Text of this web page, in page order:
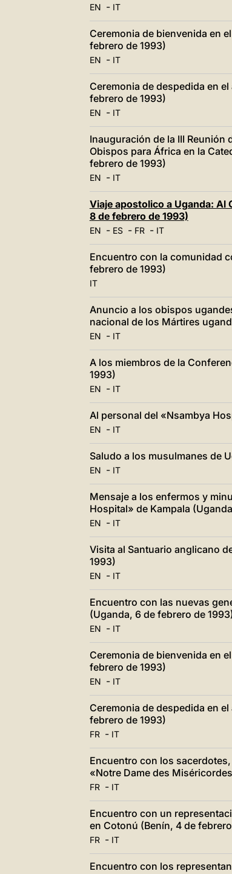
EN - IT
Ceremonia de bienvenida en
febrero de 1993)
EN - IT
Ceremonia de despedida en
febrero de 1993)
EN - IT
Inauguración de la III Reunión
Obispos para África en la
febrero de 1993)
EN - IT
Viaje apostolico a Uganda: Al
8 de febrero de 1993)
EN - ES- FR- IT
Encuentro con la comunidad
febrero de 1993)
IT
Anuncio a los obispos
nacional de los Mártires
EN - IT
A los miembros de la
1993)
EN - IT
Al personal del «Nsambya
EN - IT
Saludo a los musulmanes de
EN - IT
Mensaje a los enfermos y
Hospital» de Kampala
EN - IT
Visita al Santuario anglicano
1993)
EN - IT
Encuentro con las nuevas
(Uganda, 6 de febrero de
EN - IT
Ceremonia de bienvenida en
febrero de 1993)
EN - IT
Ceremonia de despedida en
febrero de 1993)
FR- IT
Encuentro con los
«Notre Dame des
FR- IT
Encuentro con un
en Cotonú (Benín, 4 de
FR- IT
Encuentro con los